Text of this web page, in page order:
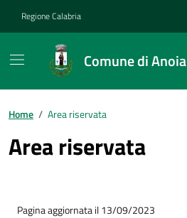
Regione Calabria
Comune di Anoia
Home / Area riservata
Area riservata
Pagina aggiornata il 13/09/2023